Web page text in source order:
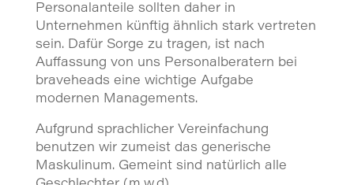
Personalanteile sollten daher in
Unternehmen künftig ähnlich stark vertreten
sein. Dafür Sorge zu tragen, ist nach
Auffassung von uns Personalberatern bei
braveheads eine wichtige Aufgabe
modernen Managements.
Aufgrund sprachlicher Vereinfachung
benutzen wir zumeist das generische
Maskulinum. Gemeint sind natürlich alle